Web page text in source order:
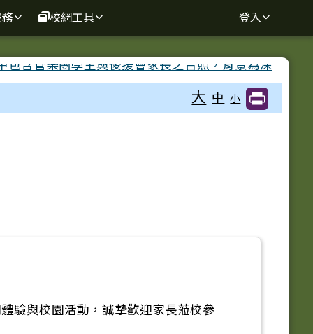
校網工具 登入
大 中 小
驗與校園活動，誠摯歡迎家長蒞校參